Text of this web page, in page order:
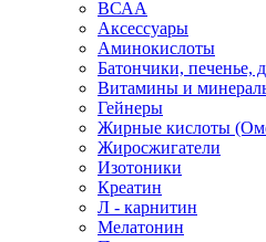
ВСАА
Аксессуары
Аминокислоты
Батончики, печенье,
Витамины и
Гейнеры
Жирные кислоты
Жиросжигатели
Изотоники
Креатин
Л - карнитин
Мелатонин